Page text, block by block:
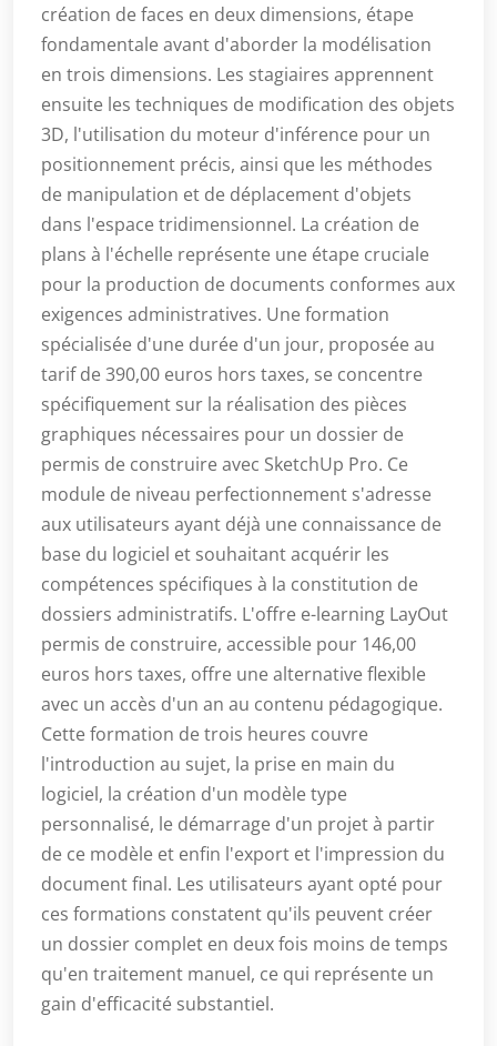
création de faces en deux dimensions, étape
fondamentale avant d'aborder la modélisation
en trois dimensions. Les stagiaires apprennent
ensuite les techniques de modification des objets
3D, l'utilisation du moteur d'inférence pour un
positionnement précis, ainsi que les méthodes
de manipulation et de déplacement d'objets
dans l'espace tridimensionnel. La création de
plans à l'échelle représente une étape cruciale
pour la production de documents conformes aux
exigences administratives. Une formation
spécialisée d'une durée d'un jour, proposée au
tarif de 390,00 euros hors taxes, se concentre
spécifiquement sur la réalisation des pièces
graphiques nécessaires pour un dossier de
permis de construire avec SketchUp Pro. Ce
module de niveau perfectionnement s'adresse
aux utilisateurs ayant déjà une connaissance de
base du logiciel et souhaitant acquérir les
compétences spécifiques à la constitution de
dossiers administratifs. L'offre e-learning LayOut
permis de construire, accessible pour 146,00
euros hors taxes, offre une alternative flexible
avec un accès d'un an au contenu pédagogique.
Cette formation de trois heures couvre
l'introduction au sujet, la prise en main du
logiciel, la création d'un modèle type
personnalisé, le démarrage d'un projet à partir
de ce modèle et enfin l'export et l'impression du
document final. Les utilisateurs ayant opté pour
ces formations constatent qu'ils peuvent créer
un dossier complet en deux fois moins de temps
qu'en traitement manuel, ce qui représente un
gain d'efficacité substantiel.